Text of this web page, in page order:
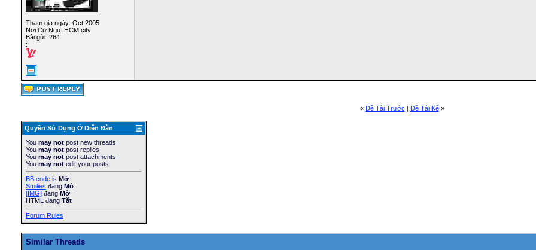
;
Tham gia ngày: Oct 2005
Nơi Cư Ngụ: HCM city
Bài gửi: 264
:
« Ðề Tài Trước | Ðề Tài Kế »
Quyền Sử Dụng Ở Diễn Ðàn
You may not post new threads
You may not post replies
You may not post attachments
You may not edit your posts
BB code is Mở
Smilies đang Mở
[IMG] đang Mở
HTML đang Tắt
Forum Rules
Similar Threads